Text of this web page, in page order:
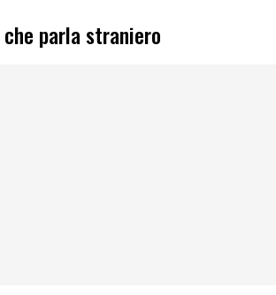
che parla straniero